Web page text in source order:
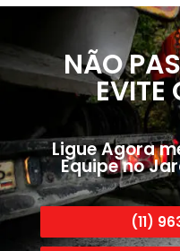
NÃO
EVITE
Ligue Agora
Equipe no
(11)